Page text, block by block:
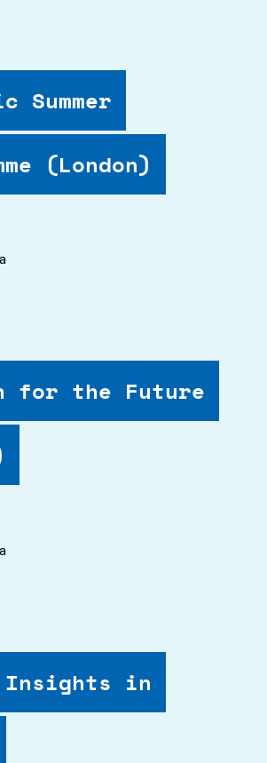
Summer
(London)
for the Future
Insights in